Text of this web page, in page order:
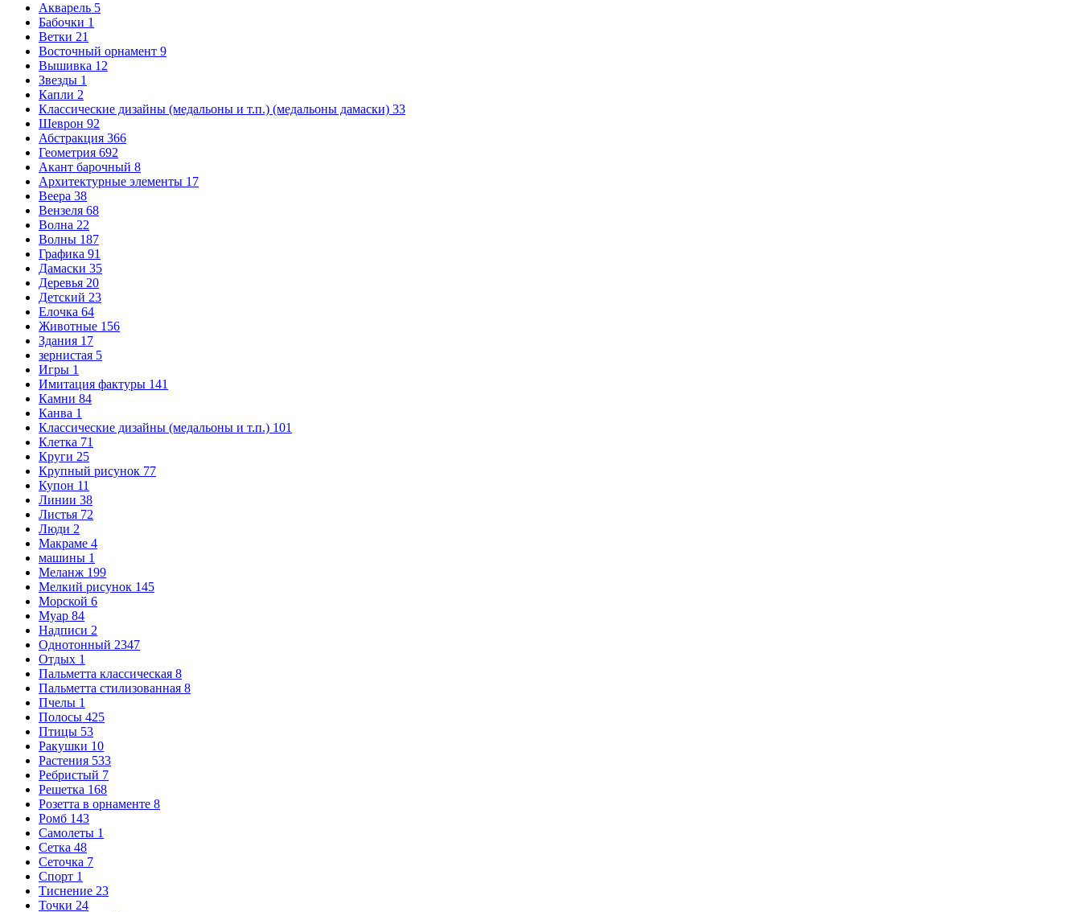
Акварель 5
Бабочки 1
Ветки 21
Восточный орнамент 9
Вышивка 12
Звезды 1
Капли 2
Классические дизайны (медальоны и т.п.) (медальоны дамаски) 33
Шеврон 92
Абстракция 366
Геометрия 692
Акант барочный 8
Архитектурные элементы 17
Веера 38
Вензеля 68
Волна 22
Волны 187
Графика 91
Дамаски 35
Деревья 20
Детский 23
Елочка 64
Животные 156
Здания 17
зернистая 5
Игры 1
Имитация фактуры 141
Камни 84
Канва 1
Классические дизайны (медальоны и т.п.) 101
Клетка 71
Круги 25
Крупный рисунок 77
Купон 11
Линии 38
Листья 72
Люди 2
Макраме 4
машины 1
Меланж 199
Мелкий рисунок 145
Морской 6
Муар 84
Надписи 2
Однотонный 2347
Отдых 1
Пальметта классическая 8
Пальметта стилизованная 8
Пчелы 1
Полосы 425
Птицы 53
Ракушки 10
Растения 533
Ребристый 7
Решетка 168
Розетта в орнаменте 8
Ромб 143
Самолеты 1
Сетка 48
Сеточка 7
Спорт 1
Тиснение 23
Точки 24